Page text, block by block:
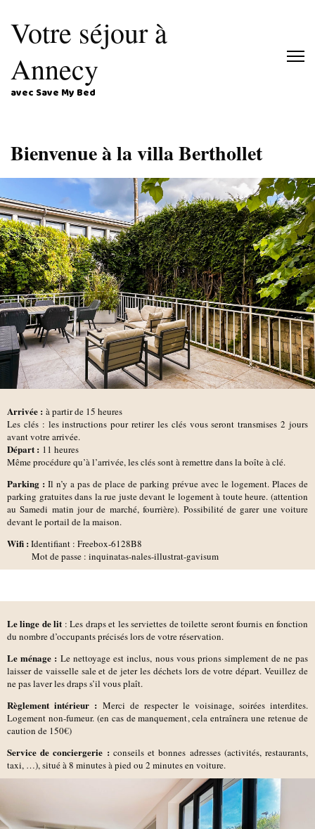
Votre séjour à
Annecy
avec Save My Bed
Bienvenue à la villa Berthollet
Arrivée : à partir de 15 heures
Les clés : les instructions pour retirer les clés vous seront transmises 2 jours
avant votre arrivée.
Départ : 11 heures
Même procédure qu’à l’arrivée, les clés sont à remettre dans la boîte à clé.
Parking : Il n’y a pas de place de parking prévue avec le logement. Places de
parking gratuites dans la rue juste devant le logement à toute heure. (attention
au Samedi matin jour de marché, fourrière). Possibilité de garer une voiture
devant le portail de la maison.
Wifi : Identifiant : Freebox-6128B8
Mot de passe : inquinatas-nales-illustrat-gavisum
Le linge de lit : Les draps et les serviettes de toilette seront fournis en fonction
du nombre d’occupants précisés lors de votre réservation.
Le ménage : Le nettoyage est inclus, nous vous prions simplement de ne pas
laisser de vaisselle sale et de jeter les déchets lors de votre départ. Veuillez de
ne pas laver les draps s’il vous plaît.
Règlement intérieur : Merci de respecter le voisinage, soirées interdites.
Logement non-fumeur. (en cas de manquement, cela entraînera une retenue de
caution de 150€)
Service de conciergerie : conseils et bonnes adresses (activités, restaurants,
taxi, …), situé à 8 minutes à pied ou 2 minutes en voiture.